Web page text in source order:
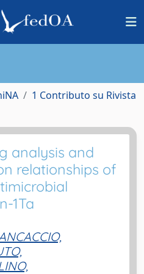
1 Contributo su Rivista
analysis and
relationships of
1Ta